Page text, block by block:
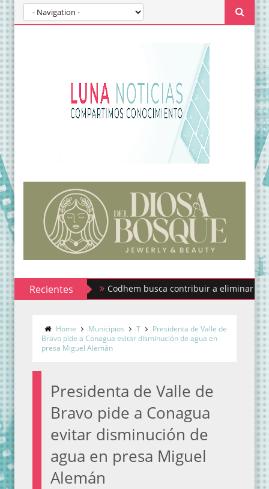
RecientesCodhem busca contribuir a eliminar los
Home Municipios T
Presidenta de Valle de
Bravo pide a Conagua evitar disminución de agua en
presa Miguel Alemán
Presidenta de Valle de
Bravo pide a Conagua
evitar disminución de
agua en presa Miguel
Alemán